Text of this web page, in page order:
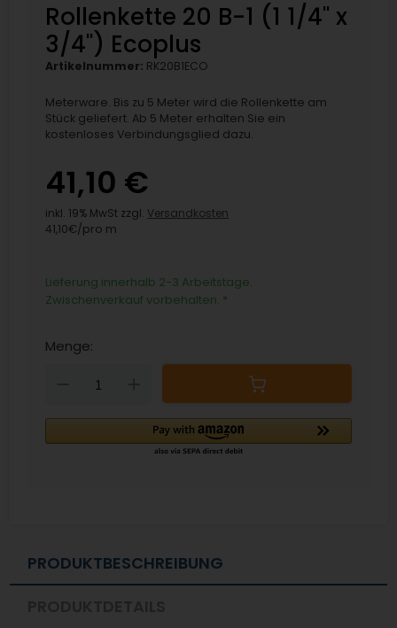
Rollenkette 20 B-1 (1 1/4'' x
3/4'') Ecoplus
Artikelnummer: RK20B1ECO
Meterware. Bis zu 5 Meter wird die Rollenkette am
Stück geliefert. Ab 5 Meter erhalten Sie ein
kostenloses Verbindungsglied dazu.
41,10 €
inkl. 19% MwSt zzgl. Versandkosten
41,10€/pro m
Lieferung innerhalb 2-3 Arbeitstage.
Zwischenverkauf vorbehalten. *
Menge:
Down
PRODUKTBESCHREIBUNG